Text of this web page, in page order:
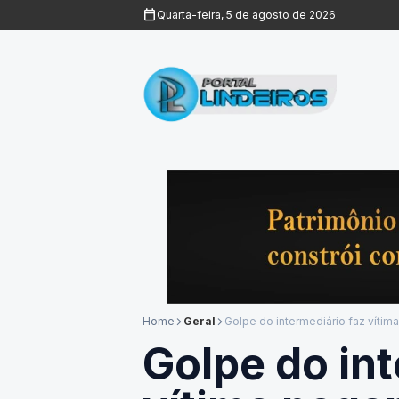
calendar_today Quarta-feira, 5 de agosto de 2026
Home arrow_forward_ios Geral arrow_forward_ios
Golpe do